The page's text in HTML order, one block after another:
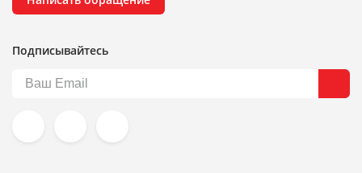
Подписывайтесь